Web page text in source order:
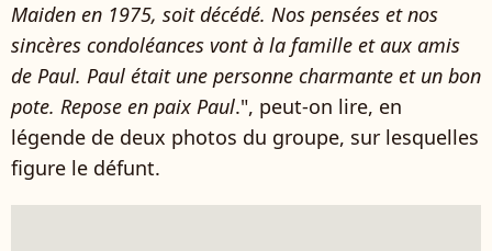
Maiden en 1975, soit décédé. Nos pensées et nos
sincères condoléances vont à la famille et aux amis
de Paul. Paul était une personne charmante et un bon
pote. Repose en paix Paul.", peut-on lire, en
légende de deux photos du groupe, sur lesquelles
figure le défunt.